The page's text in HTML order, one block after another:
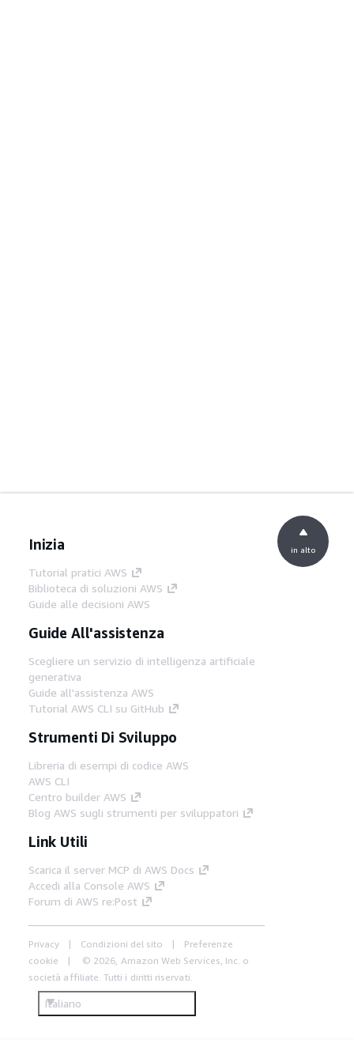
Inizia
Tutorial pratici AWS
Biblioteca di soluzioni AWS
Guide alle decisioni AWS
Guide All'assistenza
Scegliere un servizio di intelligenza artificiale
generativa
Guide all'assistenza AWS
Tutorial AWS CLI su GitHub
Strumenti Di Sviluppo
Libreria di esempi di codice AWS
AWS CLI
Centro builder AWS
Blog AWS sugli strumenti per sviluppatori
Link Utili
Scarica il server MCP di AWS Docs
Accedi alla Console AWS
Forum di AWS re:Post
Privacy Condizioni del sito
Preferenze
cookie
© 2026, Amazon Web Services, Inc. o
società affiliate. Tutti i diritti riservati.
Italiano
in alto